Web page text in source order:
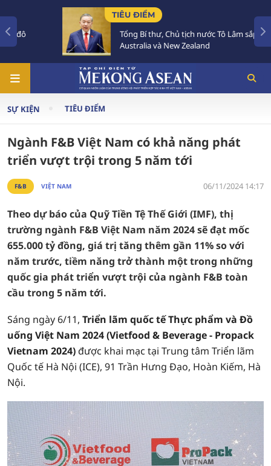
TIÊU ĐIỂM
Tổng Bí thư, Chủ tịch nước Tô Lâm sắp thăm
Australia và New Zealand
SỰ KIỆN TIÊU ĐIỂM
Ngành F&B Việt Nam có khả năng phát
triển vượt trội trong 5 năm tới
F&B VIỆT NAM 06/11/2024 14:17
Theo dự báo của Quỹ Tiền Tệ Thế Giới (IMF), thị
trường ngành F&B Việt Nam năm 2024 sẽ đạt mốc
655.000 tỷ đồng, giá trị tăng thêm gần 11% so với
năm trước, tiềm năng trở thành một trong những
quốc gia phát triển vượt trội của ngành F&B toàn
cầu trong 5 năm tới.
Sáng ngày 6/11, Triển lãm quốc tế Thực phẩm và Đồ
uống Việt Nam 2024 (Vietfood & Beverage - Propack
Vietnam 2024)được khai mạc tại Trung tâm Triển lãm
Quốc tế Hà Nội (ICE), 91 Trần Hưng Đạo, Hoàn Kiếm, Hà
Nội.